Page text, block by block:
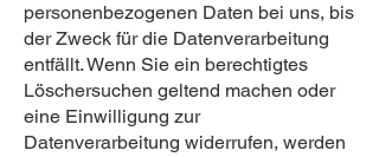
personenbezogenen Daten bei uns, bis
der Zweck für die Datenverarbeitung
entfällt. Wenn Sie ein berechtigtes
Löschersuchen geltend machen oder
eine Einwilligung zur
Datenverarbeitung widerrufen, werden